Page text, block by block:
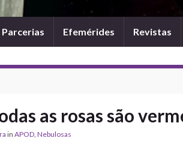
Parcerias Efemérides Revistas
as rosas são
in APOD, Nebulosas